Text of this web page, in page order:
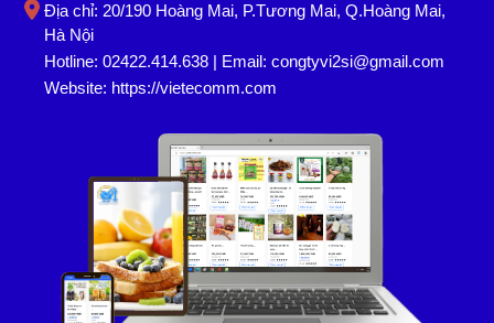
Địa chỉ: 20/190 Hoàng Mai, P.Tương Mai, Q.Hoàng Mai,
Hà Nội
Hotline: 02422.414.638 | Email: congtyvi2si@gmail.com
Website: https://vietecomm.com